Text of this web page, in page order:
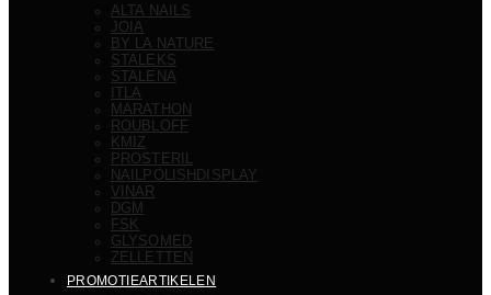
ALTA NAILS
JOIA
BY LA NATURE
STALEKS
STALENA
ITLA
MARATHON
ROUBLOFF
KMIZ
PROSTERIL
NAILPOLISHDISPLAY
VINAR
DGM
FSK
GLYSOMED
ZELLETTEN
PROMOTIEARTIKELEN